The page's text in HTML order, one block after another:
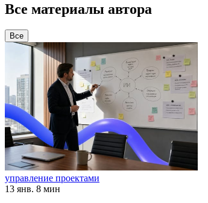
Все материалы автора
Все
управление проектами
13 янв. 8 мин